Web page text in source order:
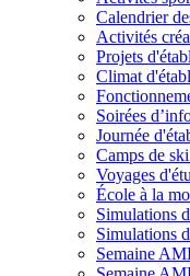
Calendrier
Activités
Projets
Climat
Soirées
Journée
Camps de
Voyages
École à la
Simulations
Simulations
Semaine